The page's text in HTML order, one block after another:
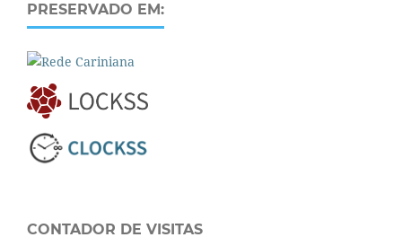
PRESERVADO EM:
CONTADOR DE VISITAS